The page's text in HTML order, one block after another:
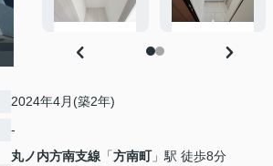
2024年4月(築2年)
-
丸ノ内方南支線 「方南町」駅 徒歩8分